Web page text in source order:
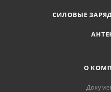
СИЛОВЫЕ
О